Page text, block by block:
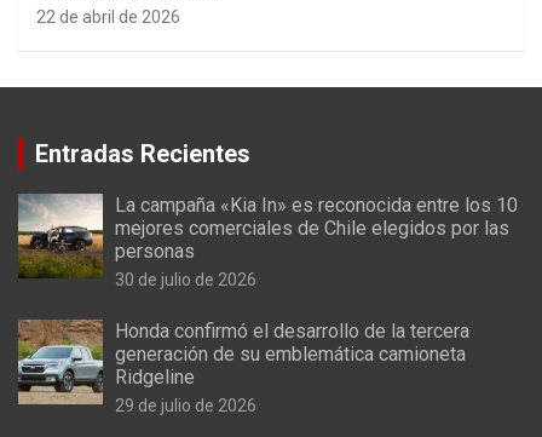
22 de abril de 2026
Entradas Recientes
La campaña «Kia In» es reconocida entre los 10
mejores comerciales de Chile elegidos por las
personas
30 de julio de 2026
Honda confirmó el desarrollo de la tercera
generación de su emblemática camioneta
Ridgeline
29 de julio de 2026